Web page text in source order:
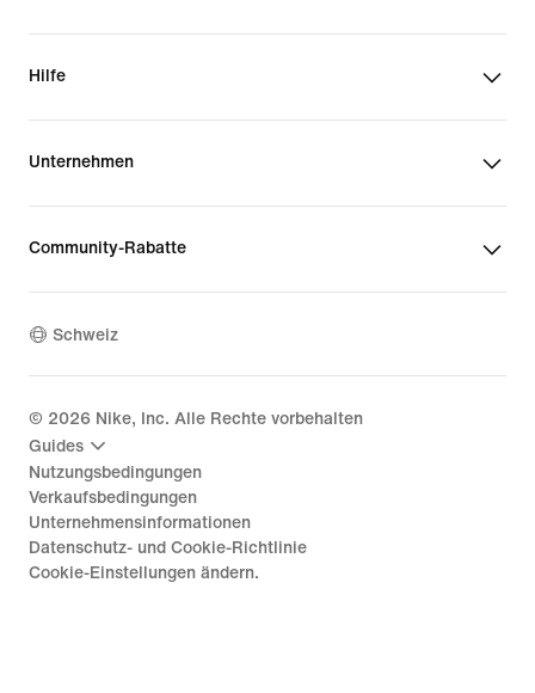
Hilfe
Unternehmen
Community-Rabatte
Schweiz
© 2026 Nike, Inc. Alle Rechte vorbehalten
Guides
Nutzungsbedingungen
Verkaufsbedingungen
Unternehmensinformationen
Datenschutz- und Cookie-Richtlinie
Cookie-Einstellungen ändern.